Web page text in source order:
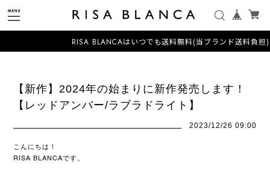
RISA BLANCAはいつでも送料無料(当ブランド送料負担)
【新作】2024年の始まりに新作発売します！
【レッドアンバー/ラブラドライト】
2023/12/26 09:00
こんにちは！
RISA BLANCAです。